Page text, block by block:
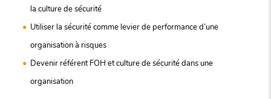
la culture de sécurité
Utiliser la sécurité comme levier de performance d’une
organisation à risques
Devenir référent FOH et culture de sécurité dans une
organisation